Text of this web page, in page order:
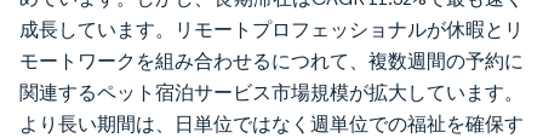
成長しています。リモートプロフェッショナルが休暇とリ
モートワークを組み合わせるにつれて、複数週間の予約に
関連するペット宿泊サービス市場規模が拡大しています。
より長い期間は、日単位ではなく週単位での福祉を確保す